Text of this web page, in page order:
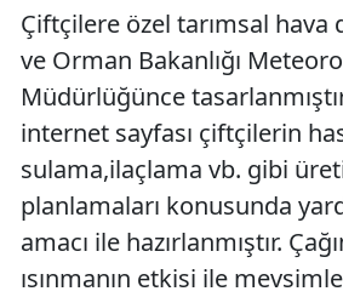
Çiftçilere özel tarımsal hava
ve Orman Bakanlığı
Müdürlüğünce
internet sayfası çiftçilerin
sulama,ilaçlama vb. gibi
planlamaları konusunda
amacı ile hazırlanmıştır.
ısınmanın etkisi ile